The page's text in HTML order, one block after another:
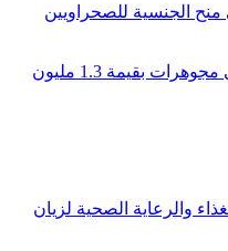
منح الجنسية للصحراويين
ثاباتيرو يؤكد أمام القضاء حصوله على مجوهرات بقيمة 1.3 مليون
والرعاية الصحية لزيان